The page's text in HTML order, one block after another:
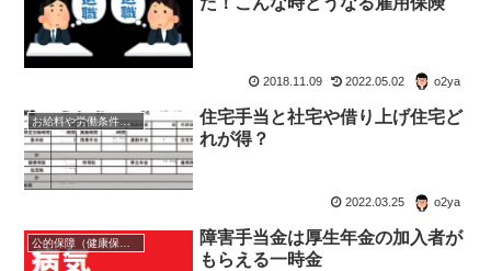
2018.11.09 2022.05.02 o2ya
お給料や労働条件について知ろう
住宅手当と社宅や借り上げ住宅ど
れが得？
2022.03.25 o2ya
公的保障（健康保険・年金・雇用保険・生活保護・災害時の補償）
障害手当金は厚生年金の加入者が
もらえる一時金